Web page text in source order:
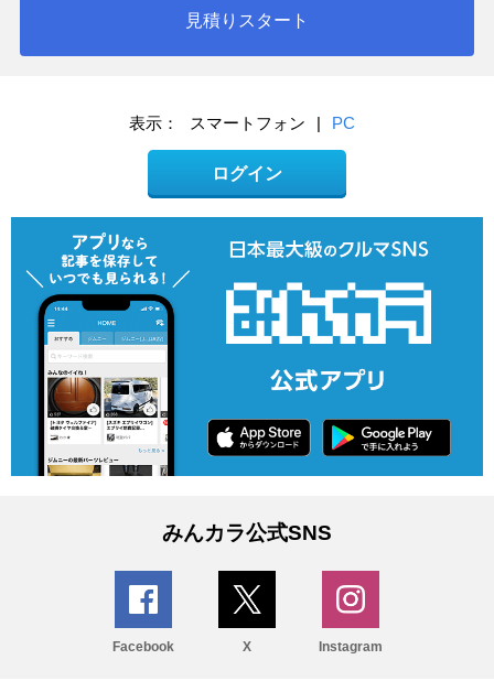
見積りスタート
表示： スマートフォン | PC
ログイン
みんカラ公式SNS
Facebook X Instagram